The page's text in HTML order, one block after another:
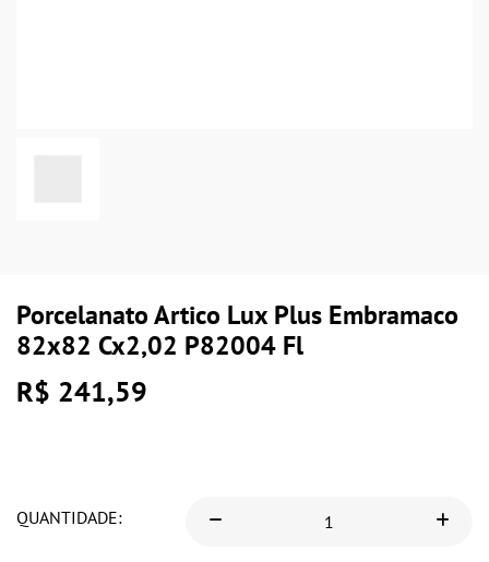
Porcelanato Artico Lux Plus Embramaco
82x82 Cx2,02 P82004 Fl
R$ 241,59
QUANTIDADE: